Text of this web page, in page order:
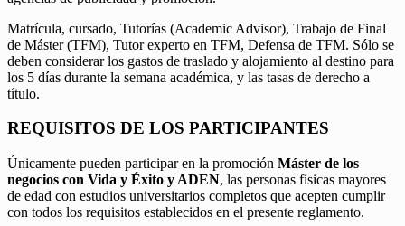
Matrícula, cursado, Tutorías (Academic Advisor), Trabajo de Final
de Máster (TFM), Tutor experto en TFM, Defensa de TFM. Sólo se
deben considerar los gastos de traslado y alojamiento al destino para
los 5 días durante la semana académica, y las tasas de derecho a
título.
REQUISITOS DE LOS PARTICIPANTES
Únicamente pueden participar en la promoción Máster de los
negocios con Vida y Éxito y ADEN, las personas físicas mayores
de edad con estudios universitarios completos que acepten cumplir
con todos los requisitos establecidos en el presente reglamento.